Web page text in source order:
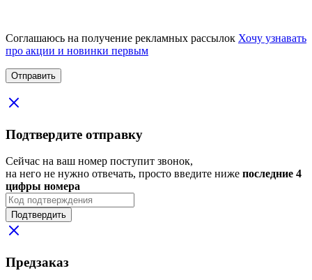
Соглашаюсь на получение рекламных рассылок Хочу узнавать
про акции и новинки первым
Подтвердите отправку
Сейчас на ваш номер поступит звонок,
на него не нужно отвечать, просто введите ниже последние 4
цифры номера
Подтвердить
Предзаказ